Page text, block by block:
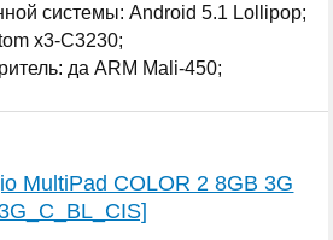
системы: Android 5.1 Lollipop;
x3-C3230;
да ARM Mali-450;
MultiPad COLOR 2 8GB 3G